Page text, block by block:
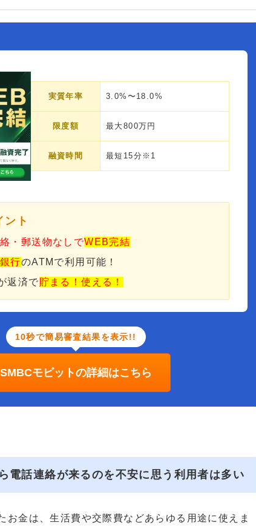
実質年率 3.0%〜18.0%
限度額 最大800万円
融資時間 最短15分※1
ント
・郵送物なしでWEB完結
行のATMで利用可能！
返済で貯まる！使える！
10秒で簡易審査結果を表示!!
SMBCモビットの詳細はこちら
電話連絡が来るのを不安に思う利用者は多い
お金は、生活費や交際費などあらゆる用途に使えま